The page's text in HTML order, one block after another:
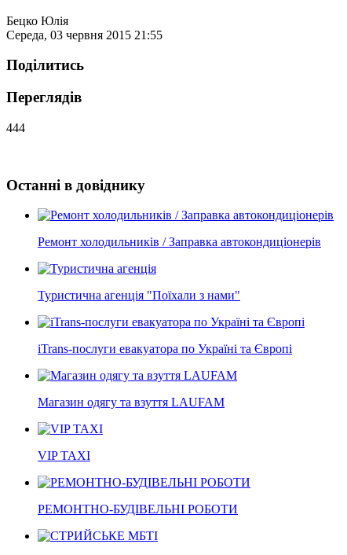
Бецко Юлія
Середа, 03 червня 2015 21:55
Поділитись
Переглядів
444
Останні в довіднику
Ремонт холодильників / Заправка автокондиціонерів
Туристична агенція "Поїхали з нами"
iTrans-послуги евакуатора по Україні та Європі
Магазин одягу та взуття LAUFAM
VIP TAXI
РЕМОНТНО-БУДІВЕЛЬНІ РОБОТИ